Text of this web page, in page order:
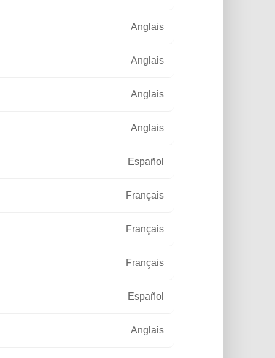
Anglais
Anglais
Anglais
Anglais
Español
Français
Français
Français
Español
Anglais